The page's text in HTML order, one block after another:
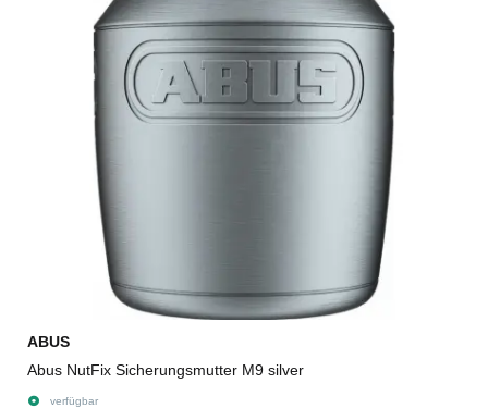
ABUS
Abus NutFix Sicherungsmutter M9 silver
verfügbar